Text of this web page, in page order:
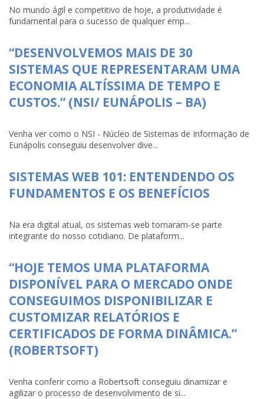
No mundo ágil e competitivo de hoje, a produtividade é
fundamental para o sucesso de qualquer emp...
“DESENVOLVEMOS MAIS DE 30
SISTEMAS QUE REPRESENTARAM UMA
ECONOMIA ALTÍSSIMA DE TEMPO E
CUSTOS.” (NSI/ EUNÁPOLIS – BA)
Venha ver como o NSI - Núcleo de Sistemas de Informação de
Eunápolis conseguiu desenvolver dive...
SISTEMAS WEB 101: ENTENDENDO OS
FUNDAMENTOS E OS BENEFÍCIOS
Na era digital atual, os sistemas web tornaram-se parte
integrante do nosso cotidiano. De plataform...
“HOJE TEMOS UMA PLATAFORMA
DISPONÍVEL PARA O MERCADO ONDE
CONSEGUIMOS DISPONIBILIZAR E
CUSTOMIZAR RELATÓRIOS E
CERTIFICADOS DE FORMA DINÂMICA.”
(ROBERTSOFT)
Venha conferir como a Robertsoft conseguiu dinamizar e
agilizar o processo de desenvolvimento de si...